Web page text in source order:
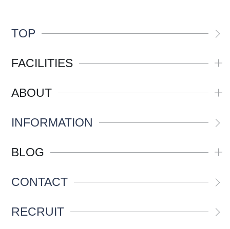
TOP
FACILITIES
ABOUT
INFORMATION
BLOG
CONTACT
RECRUIT